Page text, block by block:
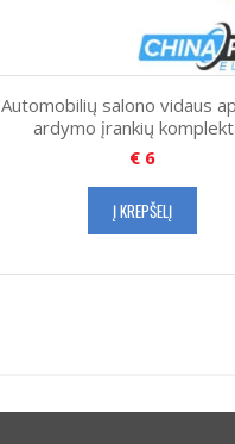
Automobilių salono vidaus
ardymo įrankių
€ 6
Į KREPŠELĮ